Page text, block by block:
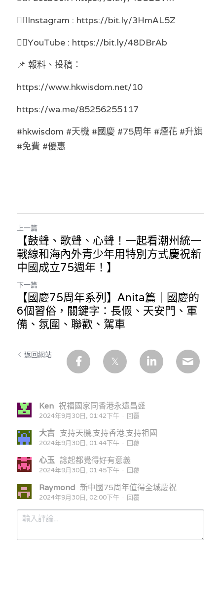
👉🏻Instagram : https://bit.ly/3HmAL5Z
👉🏻YouTube : https://bit.ly/48DBrAb
📌 報料、投稿：
https://www.hkwisdom.net/10
https://wa.me/85256255117
#hkwisdom #天機 #國慶 #75周年 #煙花 #升旗
#免費 #優惠
上一篇
【鼓聲、歌聲、心聲！一起看潮州統一
戰線和海內外青少年用特別方式慶祝新
中國成立75週年！】
下一篇
【國慶75周年系列】Anita篇｜國慶的
6個習俗，關鍵字：長假、天安門、軍
備、氛圍、聯歡、駕車
返回網站
Ken 祝福國家同香港永遠昌盛
2024年9月30日, 01:42下午 · 回覆
大吉 支持天機.支持香港.支持祖國
2024年9月30日, 01:44下午 · 回覆
心玉 諗起都覺得好有意義
2024年9月30日, 01:45下午 · 回覆
Raymond 新中國75周年值得全城慶祝
2024年9月30日, 02:00下午 · 回覆